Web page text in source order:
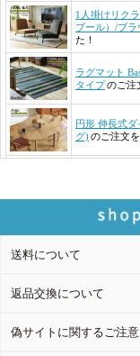
送料について
返品交換について
偽サイトに関するご注意